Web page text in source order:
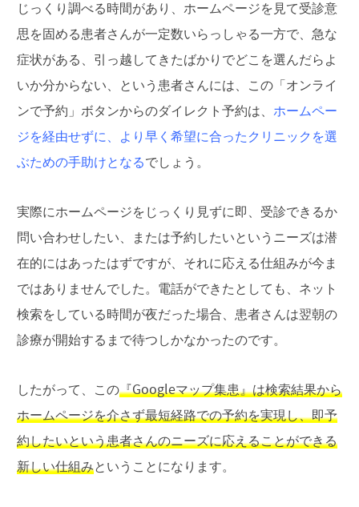
じっくり調べる時間があり、ホームページを見て受診意
思を固める患者さんが一定数いらっしゃる一方で、急な
症状がある、引っ越してきたばかりでどこを選んだらよ
いか分からない、という患者さんには、この「オンライ
ンで予約」ボタンからのダイレクト予約は、 ホームペー
ジを経由せずに、より早く希望に合ったクリニックを選
ぶための手助けとなるでしょう。
実際にホームページをじっくり見ずに即、受診できるか
問い合わせしたい、または予約したいというニーズは潜
在的にはあったはずですが、それに応える仕組みが今ま
ではありませんでした。電話ができたとしても、ネット
検索をしている時間が夜だった場合、患者さんは翌朝の
診療が開始するまで待つしかなかったのです。
したがって、この『Googleマップ集患』は検索結果から
ホームページを介さず最短経路での予約を実現し、即予
約したいという患者さんのニーズに応えることができる
新しい仕組みということになります。